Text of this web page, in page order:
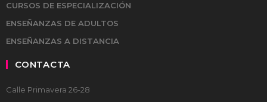
CURSOS DE ESPECIALIZACIÓN
ENSEÑANZAS DE ADULTOS
ENSEÑANZAS A DISTANCIA
CONTACTA
Calle Primavera 26-28